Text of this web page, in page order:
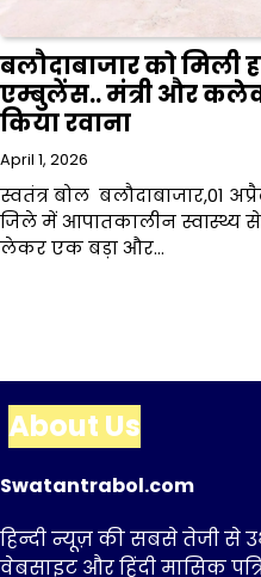
बलौदाबाजार को मिली
एम्बुलेंस.. मंत्री और
किया रवाना
April 1, 2026
स्वतंत्र बोल बलौदाबाजार,01
जिले में आपातकालीन स्वास्थ्य
लेकर एक बड़ा और…
About Us
Swatantrabol.com
हिन्दी न्यूज़ की सबसे तेजी से
वेबसाइट और हिंदी मासिक